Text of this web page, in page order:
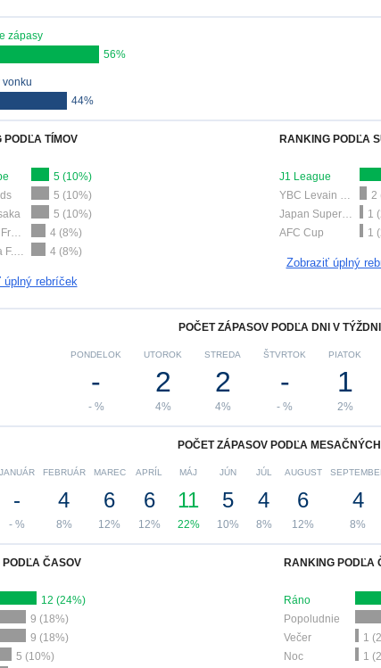
zápasy
56%
vonku
44%
PODĽA TÍMOV
5 (10%)
5 (10%)
5 (10%)
Kawasaki Frontale
4 (8%)
Yokohama F. Marinos
4 (8%)
úplný rebríček
RANKING PODĽA
J1 League
YBC Levain Cup
2
Japan Super Cup
1
AFC Cup
1
Zobraziť úplný
POČET ZÁPASOV PODĽA DNI V TÝŽDNI
PONDELOK
-
- %
UTOROK
2
4%
STREDA
2
4%
ŠTVRTOK
-
- %
PIATOK
1
2%
POČET ZÁPASOV PODĽA MESAČNÝCH
JANUÁR
-
- %
FEBRUÁR
4
8%
MAREC
6
12%
APRÍL
6
12%
MÁJ
11
22%
JÚN
5
10%
JÚL
4
8%
AUGUST
6
12%
4
8%
PODĽA ČASOV
12 (24%)
9 (18%)
9 (18%)
5 (10%)
RANKING PODĽA
Ráno
Popoludnie
Večer
1
Noc
1